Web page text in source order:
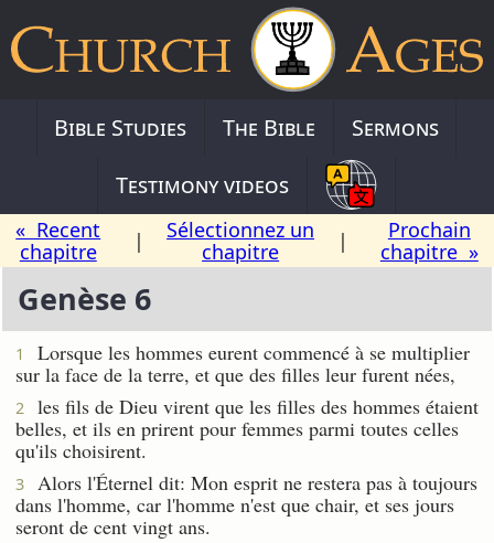
Bible Studies The Bible
Sermons
Testimony videos
« Recent
chapitre
|
Sélectionnez un
chapitre
|
Prochain
chapitre »
Genèse 6
1
Lorsque les hommes eurent commencé à se multiplier
sur la face de la terre, et que des filles leur furent nées,
2
les fils de Dieu virent que les filles des hommes étaient
belles, et ils en prirent pour femmes parmi toutes celles
qu'ils choisirent.
3
Alors l'Éternel dit: Mon esprit ne restera pas à toujours
dans l'homme, car l'homme n'est que chair, et ses jours
seront de cent vingt ans.